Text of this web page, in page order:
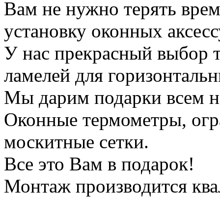
Вам не нужно терять
установку оконных
У нас прекрасный выбор
ламелей для
Мы дарим подарки всем
Оконные термометры,
москитные сетки.
Все это Вам в подарок!
Монтаж производится